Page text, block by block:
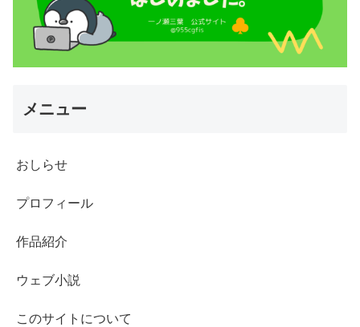
メニュー
おしらせ
プロフィール
作品紹介
ウェブ小説
このサイトについて